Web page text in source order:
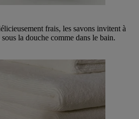
frais, les savons invitent à
la douche comme dans le bain.